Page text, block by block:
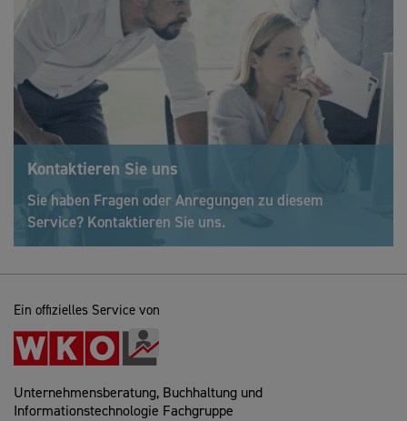
Kontaktieren Sie uns
Sie haben Fragen oder Anregungen zu diesem
Service? Kontaktieren Sie uns.
Ein offizielles Service von
Unternehmensberatung, Buchhaltung und
Informationstechnologie Fachgruppe